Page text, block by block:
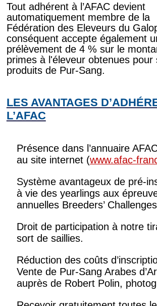
Tout adhérent à l’AFAC devient
automatiquement membre de la
Fédération des Eleveurs du
conséquent accepte également
prélèvement de 4 % sur le
primes à l'éleveur obtenues pour
produits de Pur-Sang.
LES AVANTAGES
L’AFAC
Présence dans l’annuaire
au site internet (www.afac-
Système avantageux de pré-
à vie des yearlings aux
annuelles Breeders’
Droit de participation à notre
sort de saillies.
Réduction des coûts
Vente de Pur-Sang Arabes
auprès de Robert Polin,